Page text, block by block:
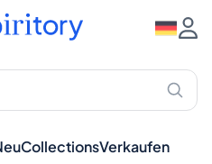
CollectionsVerkaufen